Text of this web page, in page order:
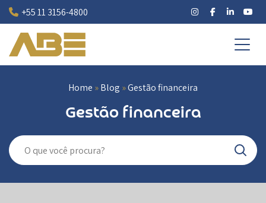
Pular
para
conteúdo
+55 11 3156-4800
Home »Blog »Gestão financeira
Gestão financeira